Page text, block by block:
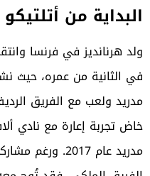
البداية من
ولد هرنانديز في فرنسا
في الثانية من عمره، حيث
مدريد
خاض تجربة إعارة مع نادي